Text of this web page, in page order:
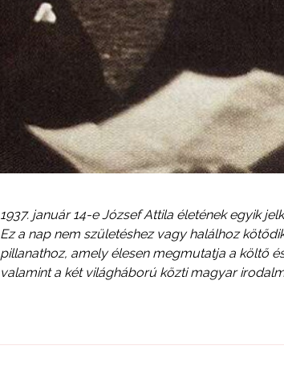
1937. január 14-e József Attila életének egyik
Ez a nap nem születéshez vagy halálhoz
pillanathoz, amely élesen megmutatja a költő
valamint a két világháború közti magyar